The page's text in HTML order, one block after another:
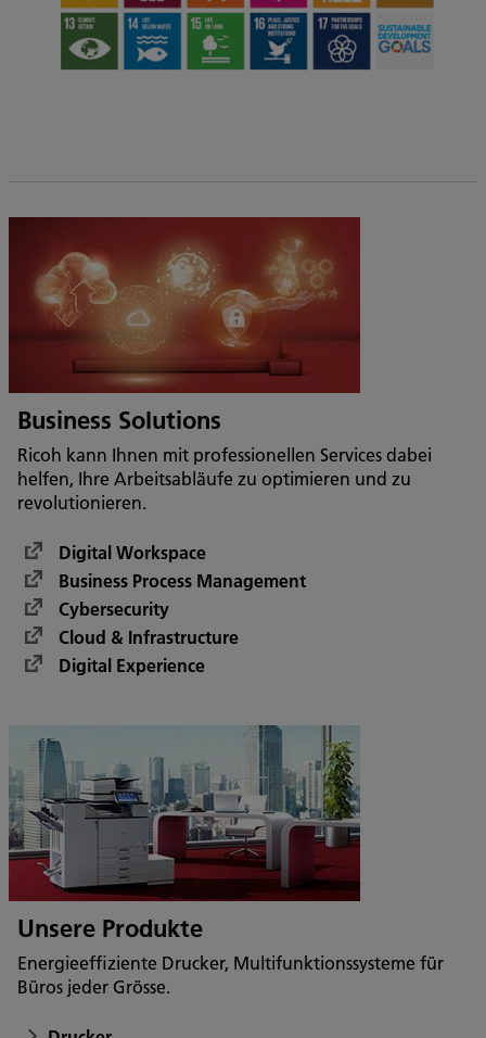
Business Solutions
Ricoh kann Ihnen mit professionellen Services dabei
helfen, Ihre Arbeitsabläufe zu optimieren und zu
revolutionieren.
Digital Workspace
Business Process Management
Cybersecurity
Cloud & Infrastructure
Digital Experience
Unsere Produkte
Energieeffiziente Drucker, Multifunktionssysteme für
Büros jeder Grösse.